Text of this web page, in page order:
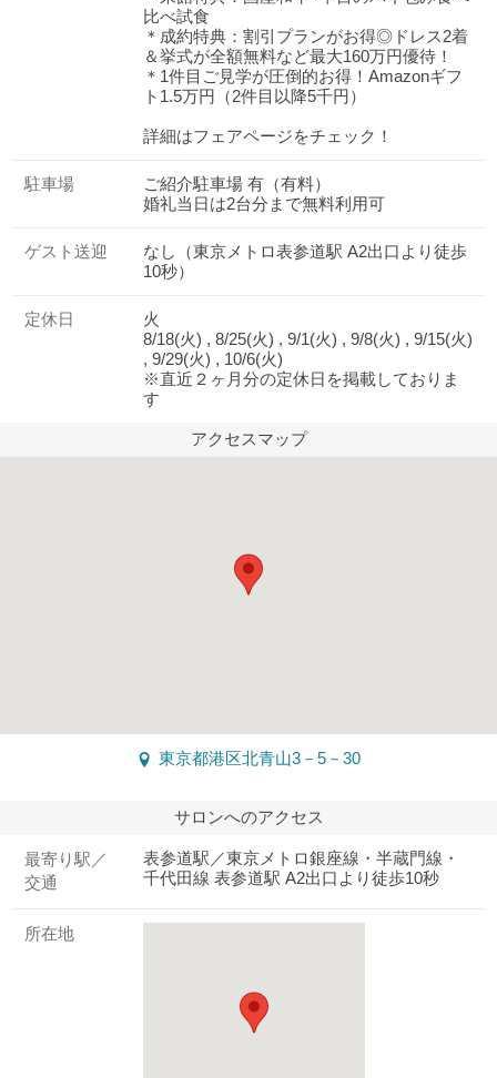
比べ試食
＊成約特典：割引プランがお得◎ドレス2着
＆挙式が全額無料など最大160万円優待！
＊1件目ご見学が圧倒的お得！Amazonギフ
ト1.5万円（2件目以降5千円）
詳細はフェアページをチェック！
駐車場
ご紹介駐車場 有（有料）
婚礼当日は2台分まで無料利用可
ゲスト送迎
なし（東京メトロ表参道駅 A2出口より徒歩
10秒）
定休日
火
8/18(火) , 8/25(火) , 9/1(火) , 9/8(火) , 9/15(火)
, 9/29(火) , 10/6(火)
※直近２ヶ月分の定休日を掲載しておりま
す
アクセスマップ
東京都港区北青山3－5－30
サロンへのアクセス
最寄り駅／
交通
表参道駅／東京メトロ銀座線・半蔵門線・
千代田線 表参道駅 A2出口より徒歩10秒
所在地